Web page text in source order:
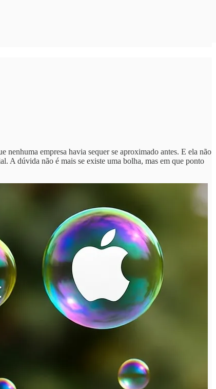
nenhuma empresa havia sequer se aproximado antes. E ela não
A dúvida não é mais se existe uma bolha, mas em que ponto